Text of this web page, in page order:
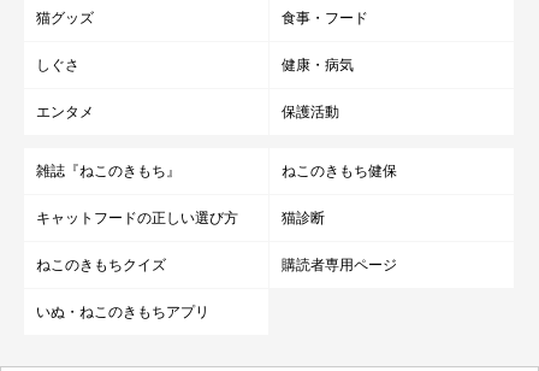
猫グッズ 食事・フード
しぐさ 健康・病気
エンタメ 保護活動
雑誌『ねこのきもち』 ねこのきもち健保
キャットフードの正しい選び方 猫診断
ねこのきもちクイズ 購読者専用ページ
いぬ・ねこのきもちアプリ